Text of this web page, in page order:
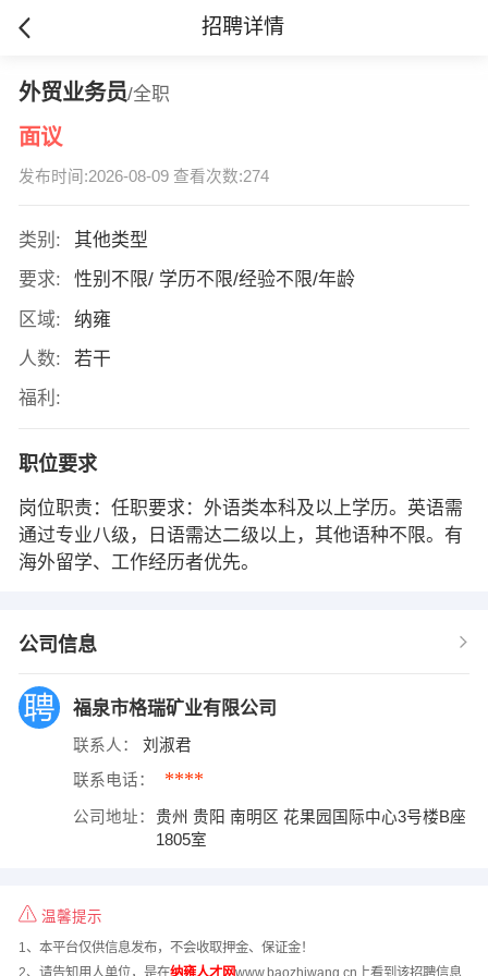
招聘详情
外贸业务员/全职
面议
发布时间:2026-08-09 查看次数:274
类别:
其他类型
要求:
性别不限/ 学历不限/经验不限/年龄
区域:
纳雍
人数:
若干
福利:
职位要求
岗位职责：任职要求：外语类本科及以上学历。英语需
通过专业八级，日语需达二级以上，其他语种不限。有
海外留学、工作经历者优先。
公司信息
福泉市格瑞矿业有限公司
联系人： 刘淑君
联系电话： ****
公司地址：
贵州 贵阳 南明区 花果园国际中心3号楼B座
1805室
温馨提示
1、本平台仅供信息发布，不会收取押金、保证金！
2、请告知用人单位，是在纳雍人才网www.baozhiwang.cn上看到该招聘信息